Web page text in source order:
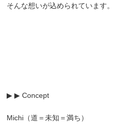
そんな想いが込められています。
▶ ▶ Concept
Michi（道＝未知＝満ち）